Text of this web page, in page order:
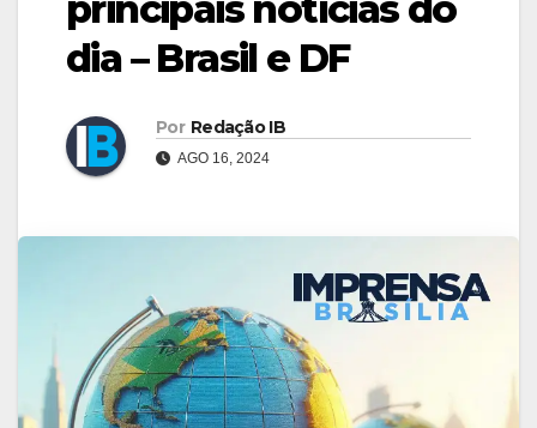
dia – Brasil e DF
Por Redação IB
AGO 16, 2024